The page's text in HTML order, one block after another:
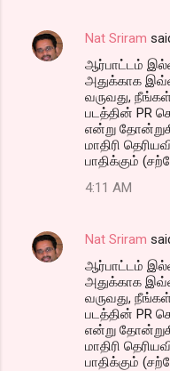
Nat Sriram
ஆர்பாட்டம்
அதுக்காக
வருவது,
படத்தின் PR
என்று
மாதிரி
பாதிக்கும்
4:11 AM
Nat Sriram
ஆர்பாட்டம்
அதுக்காக
வருவது,
படத்தின் PR
என்று
மாதிரி
பாதிக்கும்